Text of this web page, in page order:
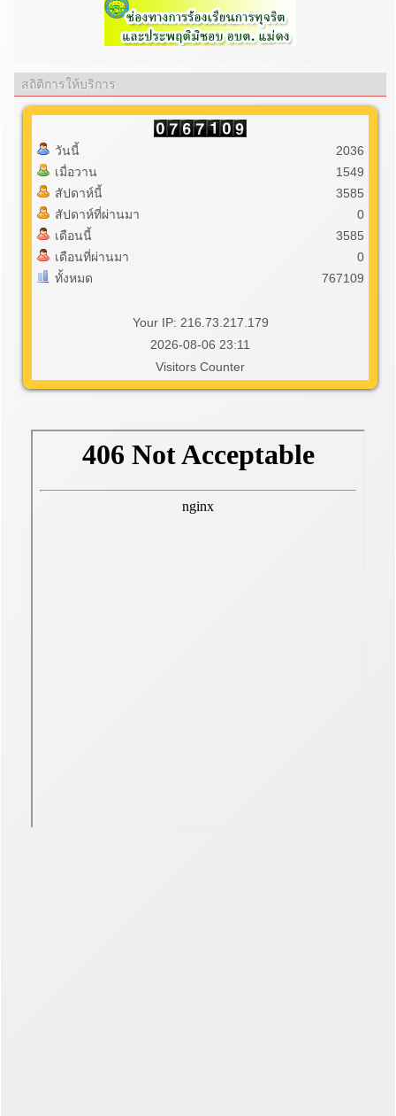
สถิติการให้บริการ
วันนี้
เมื่อวาน
สัปดาห์นี้
สัปดาห์ที่ผ่านมา
เดือนนี้
เดือนที่ผ่านมา
ทั้งหมด
2036
1549
3585
0
3585
0
767109
Your IP: 216.73.217.179
2026-08-06 23:11
Visitors Counter